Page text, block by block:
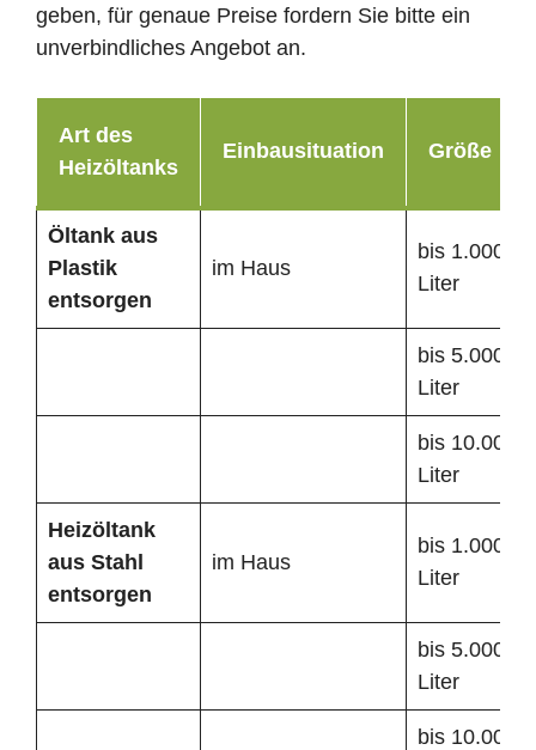
geben, für genaue Preise fordern Sie bitte ein
unverbindliches Angebot an.
Art des
Heizöltanks
Einbausituation Größe
Öltank aus
Plastik
entsorgen
im Haus
bis 1.000
Liter
bis 5.000
Liter
bis 10.000
Liter
Heizöltank
aus Stahl
entsorgen
im Haus
bis 1.000
Liter
bis 5.000
Liter
bis 10.000